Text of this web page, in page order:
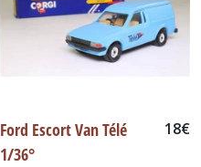
Ford Escort Van Télé
1/36°
18€